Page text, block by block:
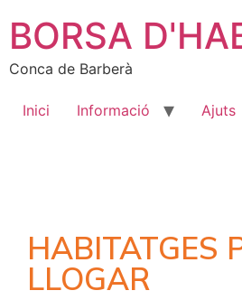
BORSA
Conca de Barberà
Inici Informació Ajuts
HABITATGES
LLOGAR